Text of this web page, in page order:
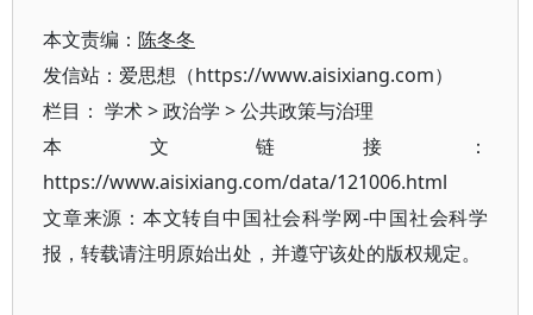
本文责编： 陈冬冬
发信站：爱思想（https://www.aisixiang.com）
栏目： 学术>政治学 >公共政策与治理
本文链接：
https://www.aisixiang.com/data/121006.html
文章来源：本文转自中国社会科学网-中国社会科学
报，转载请注明原始出处，并遵守该处的版权规定。